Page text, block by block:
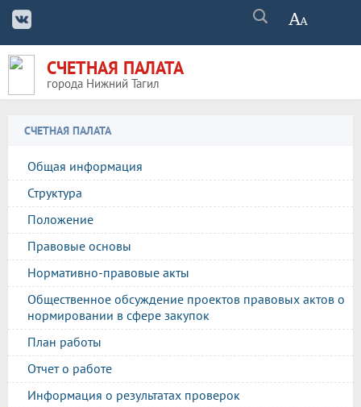
СЧЕТНАЯ ПАЛАТА
города Нижний Тагил
СЧЕТНАЯ ПАЛАТА
Общая информация
Структура
Положение
Правовые основы
Нормативно-правовые акты
Общественное обсуждение проектов правовых актов о
нормировании в сфере закупок
План работы
Отчет о работе
Информация о результатах проверок